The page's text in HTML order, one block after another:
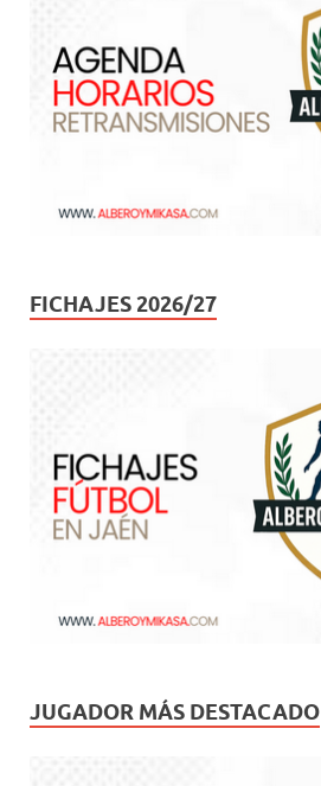
FICHAJES 2026/27
JUGADOR MÁS DESTACADO